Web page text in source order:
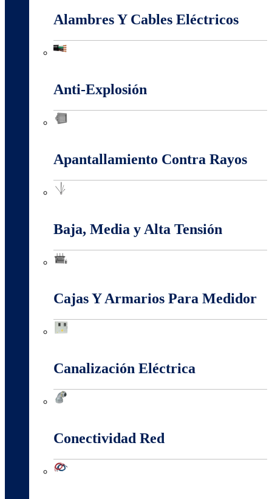
Alambres Y Cables Eléctricos
Anti-Explosión
Apantallamiento Contra Rayos
Baja, Media y Alta Tensión
Cajas Y Armarios Para Medidor
Canalización Eléctrica
Conectividad Red